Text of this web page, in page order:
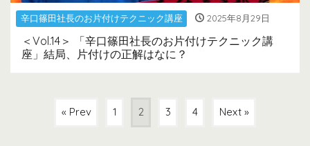
辛口篠田社長のお片付けテクニック講座 2025年8月29日
＜Vol.14＞ 「辛口篠田社長のお片付けテクニック講
座」結局、片付けの正解はなに？
« Prev 1 2 3 4 Next »